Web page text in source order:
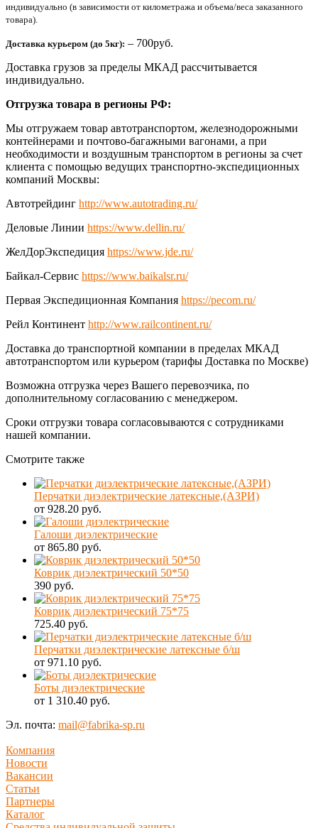
индивидуально (в зависимости от километража и объема/веса заказанного
товара).
Доставка курьером (до 5кг): – 700руб.
Доставка грузов за пределы МКАД рассчитывается
индивидуально.
Отгрузка товара в регионы РФ:
Мы отгружаем товар автотранспортом, железнодорожными
контейнерами и почтово-багажными вагонами, а при
необходимости и воздушным транспортом в регионы за счет
клиента с помощью ведущих транспортно-экспедиционных
компаний Москвы:
Автотрейдинг http://www.autotrading.ru/
Деловые Линии https://www.dellin.ru/
ЖелДорЭкспедиция https://www.jde.ru/
Байкал-Сервис https://www.baikalsr.ru/
Первая Экспедиционная Компания https://pecom.ru/
Рейл Континент http://www.railcontinent.ru/
Доставка до транспортной компании в пределах МКАД
автотранспортом или курьером (тарифы Доставка по Москве)
Возможна отгрузка через Вашего перевозчика, по
дополнительному согласованию с менеджером.
Сроки отгрузки товара согласовываются с сотрудниками
нашей компании.
Смотрите также
Перчатки диэлектрические латексные,(АЗРИ)
от 928.20 руб.
Галоши диэлектрические
от 865.80 руб.
Коврик диэлектрический 50*50
390 руб.
Коврик диэлектрический 75*75
725.40 руб.
Перчатки диэлектрические латексные б/ш
от 971.10 руб.
Боты диэлектрические
от 1 310.40 руб.
Эл. почта: mail@fabrika-sp.ru
Компания
Новости
Вакансии
Статьи
Партнеры
Каталог